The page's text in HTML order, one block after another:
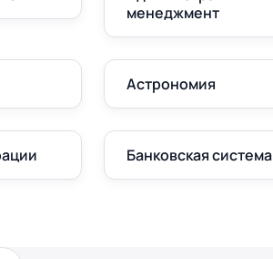
менеджмент
Астрономия
Банковская система